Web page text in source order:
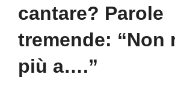
cantare? Parole
tremende: “Non
più a….”